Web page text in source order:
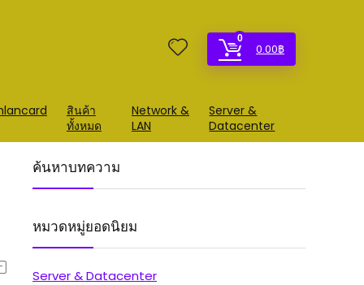
0
0.00฿
สินค้า
ทั้งหมด
Network &
LAN
Server &
Datacenter
ค้นหาบทความ
หมวดหมู่ยอดนิยม
Server & Datacenter